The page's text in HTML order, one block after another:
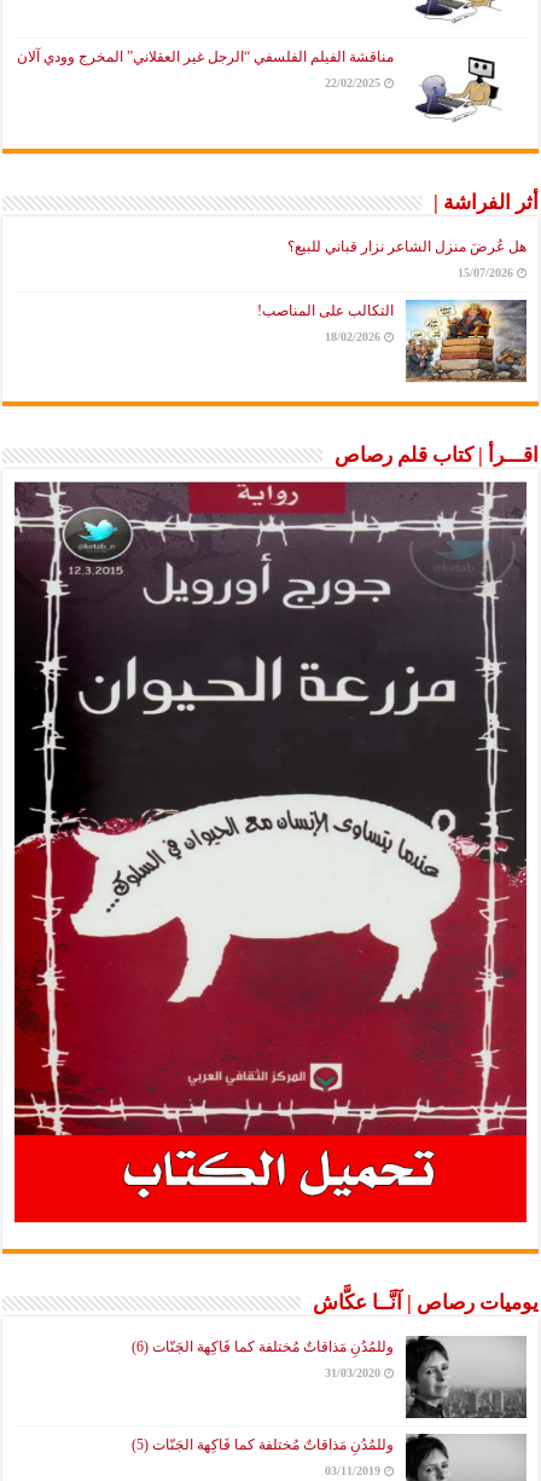
مناقشة الفيلم الفلسفي “الرجل غير العقلاني” المخرج وودي آلان
22/02/2025
أثر الفراشة |
هل عُرضَ منزل الشاعر نزار قباني للبيع؟
15/07/2026
التكالب على المناصب!
18/02/2026
اقـــرأ | كتاب قلم رصاص
يوميات رصاص | آنَّــا عكَّاش
وللمُدُنِ مَذاقاتٌ مُختلفة كما فَاكِهة الجَنّات (6)
31/03/2020
وللمُدُنِ مَذاقاتٌ مُختلفة كما فَاكِهة الجَنّات (5)
03/11/2019